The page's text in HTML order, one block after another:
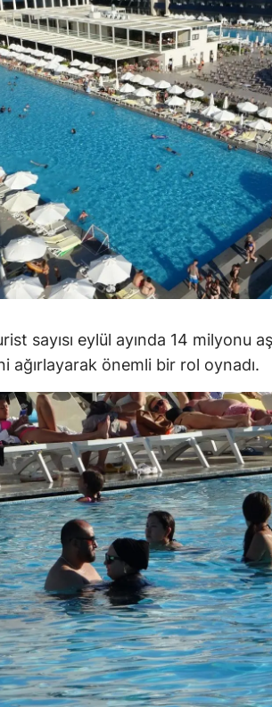
Mersin
İstanbul
İzmir
Kars
Kastamonu
Kayseri
Kırklareli
Kırşehir
Konya
Kütahya
Malatya
Manisa
Kahramanmaraş
Mardin
Muğla
Muş
Nevşehir
Niğde
sayısı eylül ayında 14 milyonu
ağırlayarak önemli bir rol oynadı.